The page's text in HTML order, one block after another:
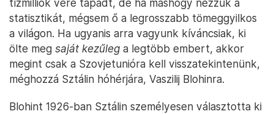
tízmilliók vére tapadt, de ha máshogy nézzük a
statisztikát, mégsem ő a legrosszabb tömeggyilkos
a világon. Ha ugyanis arra vagyunk kíváncsiak, ki
ölte meg saját kezűleg a legtöbb embert, akkor
megint csak a Szovjetunióra kell visszatekintenünk,
méghozzá Sztálin hóhérjára, Vaszilij Blohinra.
Blohint 1926-ban Sztálin személyesen választotta ki